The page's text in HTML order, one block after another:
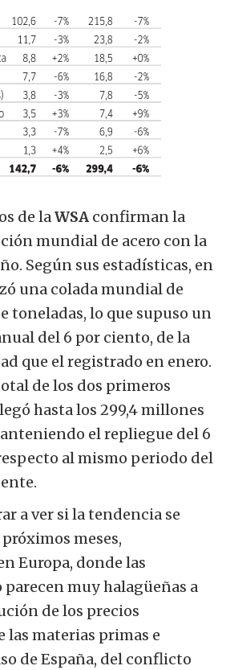
de laWSA confirman la
mundial de acero con la
Según sus estadísticas, en
una colada mundial de
toneladas, lo que supuso un
del 6 por ciento, de la
que el registrado en enero.
de los dos primeros
hasta los 299,4 millones
el repliegue del 6
al mismo periodo del
a ver si la tendencia se
meses,
Europa, donde las
muy halagüeñas a
de los precios
las materias primas e
de España, del conflicto